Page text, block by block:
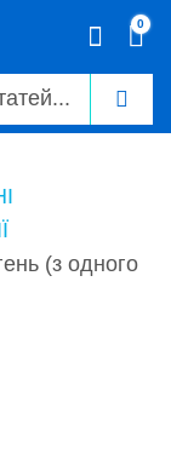
0
(з одного